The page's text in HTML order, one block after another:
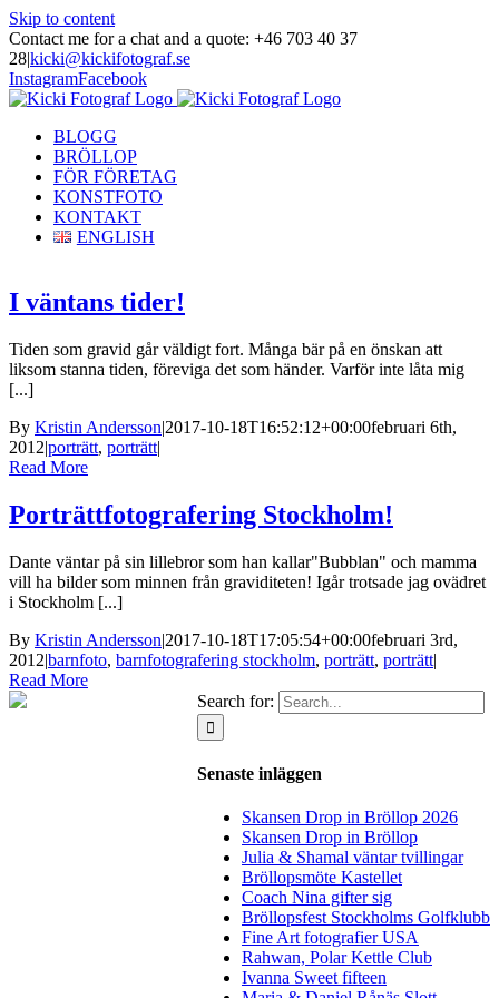
Skip to content
Contact me for a chat and a quote: +46 703 40 37
28|kicki@kickifotograf.se
InstagramFacebook
BLOGG
BRÖLLOP
FÖR FÖRETAG
KONSTFOTO
KONTAKT
ENGLISH
I väntans tider!
Tiden som gravid går väldigt fort. Många bär på en önskan att
liksom stanna tiden, föreviga det som händer. Varför inte låta mig
[...]
By Kristin Andersson|2017-10-18T16:52:12+00:00februari 6th,
2012|porträtt, porträtt|
Read More
Porträttfotografering Stockholm!
Dante väntar på sin lillebror som han kallar"Bubblan" och mamma
vill ha bilder som minnen från graviditeten! Igår trotsade jag ovädret
i Stockholm [...]
By Kristin Andersson|2017-10-18T17:05:54+00:00februari 3rd,
2012|barnfoto, barnfotografering stockholm, porträtt, porträtt|
Read More
Search for:
Senaste inläggen
Skansen Drop in Bröllop 2026
Skansen Drop in Bröllop
Julia & Shamal väntar tvillingar
Bröllopsmöte Kastellet
Coach Nina gifter sig
Bröllopsfest Stockholms Golfklubb
Fine Art fotografier USA
Rahwan, Polar Kettle Club
Ivanna Sweet fifteen